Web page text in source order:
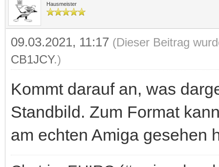
Hausmeister
09.03.2021, 11:17 (Dieser Beitrag
CB1JCY.)
Kommt darauf an, was
Standbild. Zum Format
am echten Amiga gesehen